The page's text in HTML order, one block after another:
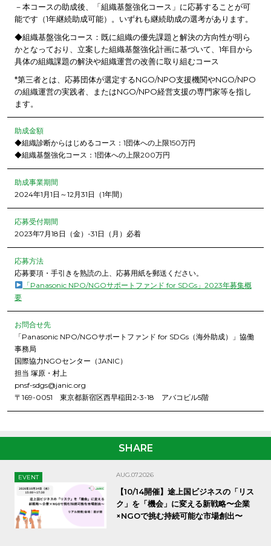
－本コースの助成後、「組織基盤強化コース」に応募することが可
能です（1年継続助成可能）。いずれも継続助成の選考があります。
◆組織基盤強化コース：既に組織の優先課題と解決の方向性が明ら
かとなっており、立案した組織基盤強化計画に基づいて、1年目から
具体の組織課題の解決や組織運営の改善に取り組むコース
*第三者とは、応募団体が選定するNGO/NPO支援機関やNGO/NPO
の組織運営の実践者、またはNGO/NPO経営支援の専門家等を指し
ます。
助成金額
◆組織診断からはじめるコース：1団体への上限150万円
◆組織基盤強化コース：1団体への上限200万円
助成事業期間
2024年1月1日～12月31日（1年間）
応募受付期間
2023年7月18日（金）-31日（月）必着
応募方法
応募要項・手引きを熟読の上、応募用紙を郵送ください。
「Panasonic NPO/NGOサポートファンド for SDGs」2023年募集概
要
お問合せ先
「Panasonic NPO/NGOサポートファンド for SDGs（海外助成）」協働
事務局
国際協力NGOセンター（JANIC）
担当 塚原・村上
pnsf-sdgs@janic.org
〒169-0051 東京都新宿区西早稲田2-3-18 アバコビル5階
SHARE
EVENT AUG.07.2026
【10/14開催】途上国ビジネスの「リス
ク」を「機会」に変える新戦略〜企業
×NGOで挑む持続可能な市場創出〜